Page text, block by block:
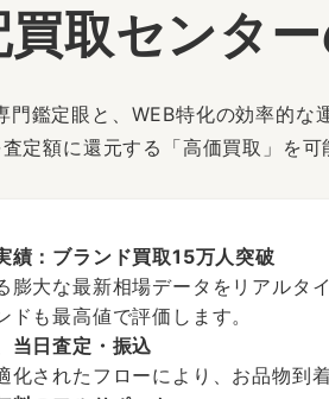
取センタ
鑑定眼と、WEB特化の効率的な
定額に還元する「高価買取」を
績：ブランド買取15万人突破
膨大な最新相場データをリアルタ
ドも最高値で評価します。
当日査定・振込
化されたフローにより、お品物到